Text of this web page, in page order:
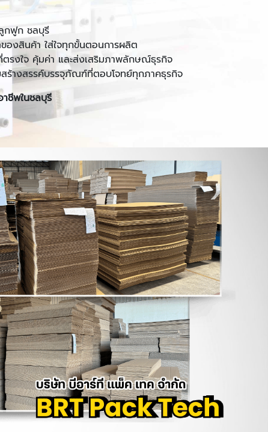
กฟูก ชลบุรี
งสินค้า ใส่ใจทุกขั้นตอนการผลิต
ตรงใจ คุ้มค่า และส่งเสริมภาพลักษณ์ธุรกิจ
ร้างสรรค์บรรจุภัณฑ์ที่ตอบโจทย์ทุกภาคธุรกิจ
ชีพในชลบุรี